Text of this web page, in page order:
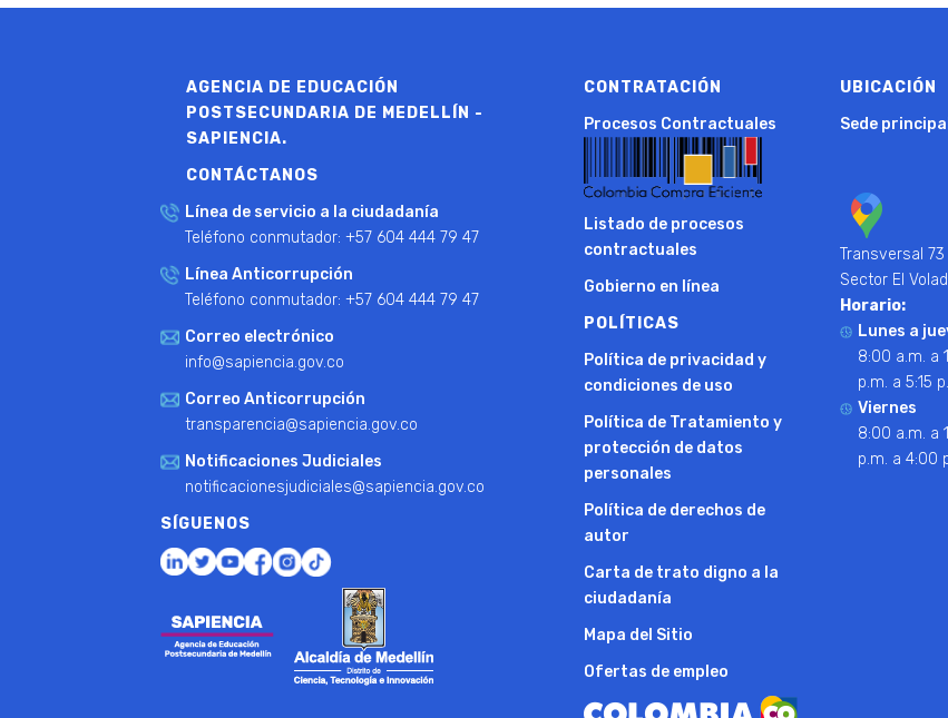
AGENCIA DE EDUCACIÓN
POSTSECUNDARIA DE MEDELLÍN -
SAPIENCIA.
CONTÁCTANOS
Línea de servicio a la ciudadanía
Teléfono conmutador: +57 604 444 79 47
Línea Anticorrupción
Teléfono conmutador: +57 604 444 79 47
Correo electrónico
info@sapiencia.gov.co
Correo Anticorrupción
transparencia@sapiencia.gov.co
Notificaciones Judiciales
notificacionesjudiciales@sapiencia.gov.co
SÍGUENOS
CONTRATACIÓN
Procesos Contractuales
Listado de procesos
contractuales
Gobierno en línea
POLÍTICAS
Política de privacidad y
condiciones de uso
Política de Tratamiento y
protección de datos
personales
Política de derechos de
autor
Carta de trato digno a la
ciudadanía
Mapa del Sitio
Ofertas de empleo
UBICACIÓN
Sede principal
Transversal
Sector El
Horario:
Lunes a
8:00 a.m. a
p.m. a 5:15
Viernes
8:00 a.m. a
p.m. a 4:00